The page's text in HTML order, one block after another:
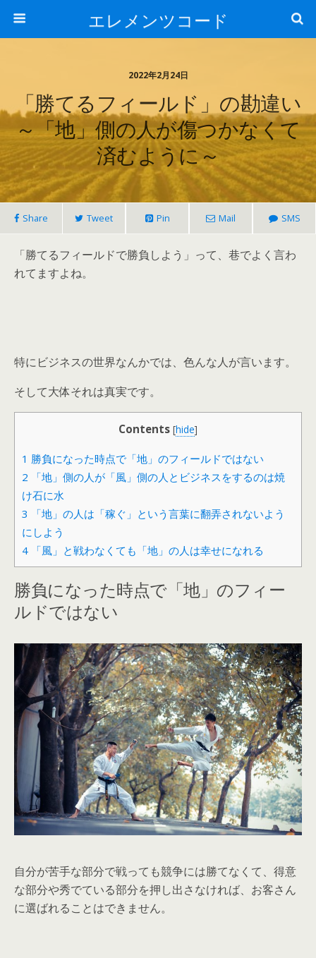
エレメンツコード
2022年2月24日
「勝てるフィールド」の勘違い
～「地」側の人が傷つかなくて
済むように～
Share Tweet Pin Mail SMS
「勝てるフィールドで勝負しよう」って、巷でよく言わ
れてますよね。
特にビジネスの世界なんかでは、色んな人が言います。
そして大体それは真実です。
Contents [hide]
1 勝負になった時点で「地」のフィールドではない
2 「地」側の人が「風」側の人とビジネスをするのは焼
け石に水ㅤ
3 「地」の人は「稼ぐ」という言葉に翻弄されないよう
にしよう
4 「風」と戦わなくても「地」の人は幸せになれる
勝負になった時点で「地」のフィー
ルドではない
自分が苦手な部分で戦っても競争には勝てなくて、得意
な部分や秀でている部分を押し出さなければ、お客さん
に選ばれることはできません。